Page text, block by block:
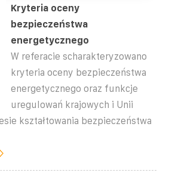
Kryteria oceny
bezpieczeństwa
energetycznego
W referacie scharakteryzowano
kryteria oceny bezpieczeństwa
energetycznego oraz funkcje
uregulowań krajowych i Unii
kształtowania bezpieczeństwa